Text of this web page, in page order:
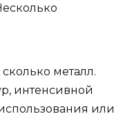
металл.
интенсивной
или